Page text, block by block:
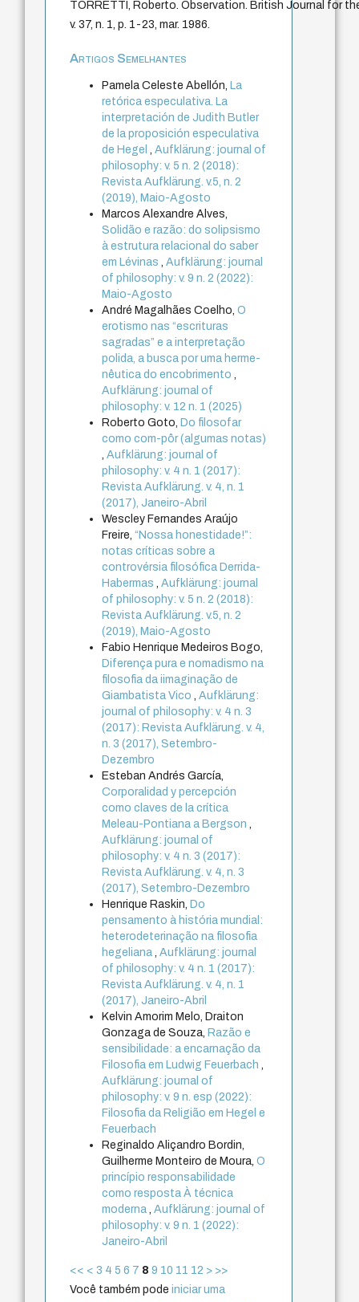
TORRETTI, Roberto. Observation. British Journal for
v. 37, n. 1, p. 1-23, mar. 1986.
Artigos Semelhantes
Pamela Celeste Abellón, La
retórica especulativa. La
interpretación de Judith Butler
de la proposición especulativa
de Hegel,Aufklärung: journal of
philosophy: v. 5 n. 2 (2018):
Revista Aufklärung. v.5, n. 2
(2019), Maio-Agosto
Marcos Alexandre Alves,
Solidão e razão: do solipsismo
à estrutura relacional do saber
em Lévinas,Aufklärung: journal
of philosophy: v. 9 n. 2 (2022):
Maio-Agosto
André Magalhães Coelho,O
erotismo nas “escrituras
sagradas” e a interpretação
polida, a busca por uma herme-
nêutica do encobrimento,
Aufklärung: journal of
philosophy: v. 12 n. 1 (2025)
Roberto Goto, Do filosofar
como com-pôr (algumas notas)
,Aufklärung: journal of
philosophy: v. 4 n. 1 (2017):
Revista Aufklärung. v. 4, n. 1
(2017), Janeiro-Abril
Wescley Fernandes Araújo
Freire,“Nossa honestidade!”:
notas críticas sobre a
controvérsia filosófica Derrida-
Habermas,Aufklärung: journal
of philosophy: v. 5 n. 2 (2018):
Revista Aufklärung. v.5, n. 2
(2019), Maio-Agosto
Fabio Henrique Medeiros Bogo,
Diferença pura e nomadismo na
filosofia da iimaginação de
Giambatista Vico,Aufklärung:
journal of philosophy: v. 4 n. 3
(2017): Revista Aufklärung. v. 4,
n. 3 (2017), Setembro-
Dezembro
Esteban Andrés García,
Corporalidad y percepción
como claves de la crítica
Meleau-Pontiana a Bergson,
Aufklärung: journal of
philosophy: v. 4 n. 3 (2017):
Revista Aufklärung. v. 4, n. 3
(2017), Setembro-Dezembro
Henrique Raskin, Do
pensamento à história mundial:
heterodeterinação na filosofia
hegeliana,Aufklärung: journal
of philosophy: v. 4 n. 1 (2017):
Revista Aufklärung. v. 4, n. 1
(2017), Janeiro-Abril
Kelvin Amorim Melo, Draiton
Gonzaga de Souza, Razão e
sensibilidade: a encarnação da
Filosofia em Ludwig Feuerbach,
Aufklärung: journal of
philosophy: v. 9 n. esp (2022):
Filosofia da Religião em Hegel e
Feuerbach
Reginaldo Aliçandro Bordin,
Guilherme Monteiro de Moura,O
princípio responsabilidade
como resposta À técnica
moderna,Aufklärung: journal of
philosophy: v. 9 n. 1 (2022):
Janeiro-Abril
<< < 3 4 5 6 7 8 9 10 11 12 > >>
Você também podeiniciar uma